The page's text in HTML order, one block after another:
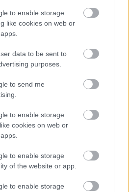
to enable storage
like cookies on web or
data to be sent to
purposes.
to send me
to enable storage
cookies on web or
to enable storage
of the website or app.
to enable storage
tartunk...
módon a lépcsődet!
választástól! Ha
fajtába nyugodtan
is, ezzel is egységet
belül.